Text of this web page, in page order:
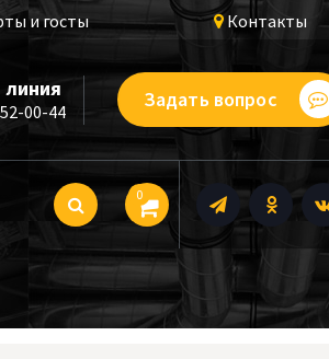
и госты Контакты
линия
00-44 Задать вопрос
0